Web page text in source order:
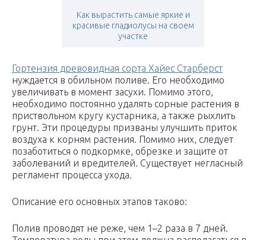
Как вырастить самые яркие и
красивые гладиолусы на своем
участке
Гортензия древовидная сорта Хайес Старберст
нуждается в обильном поливе. Его необходимо
увеличивать в момент засухи. Помимо этого,
необходимо постоянно удалять сорные растения в
приствольном кругу кустарника, а также рыхлить
грунт. Эти процедуры призваны улучшить приток
воздуха к корням растения. Помимо них, следует
позаботиться о подкормке, обрезке и защите от
заболеваний и вредителей. Существует негласный
регламент процесса ухода.
Описание его основных этапов таково:
Полив проводят не реже, чем 1–2 раза в 7 дней.